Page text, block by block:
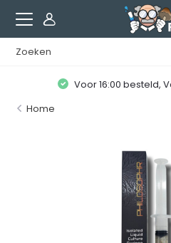
Voor 16:00 besteld,
Home